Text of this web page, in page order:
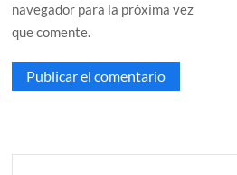
navegador para la próxima vez
que comente.